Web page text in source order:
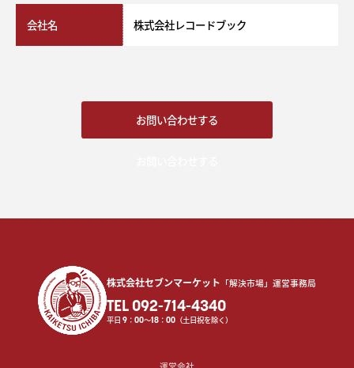
会社名 株式会社レコードブック
お問い合わせする
株式会社セブンマーケット 「解決市場」運営事務局
TEL 092-714-4340
平日9 ：00〜18 ：00 （土日祝を除く）